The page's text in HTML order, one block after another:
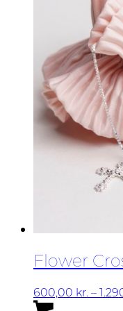
Flower
600,00 kr.–